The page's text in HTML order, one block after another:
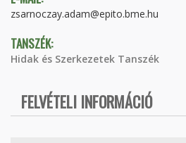
zsarnoczay.adam@epito.bme.hu
TANSZÉK:
Hidak és Szerkezetek Tanszék
FELVÉTELI INFORMÁCIÓ